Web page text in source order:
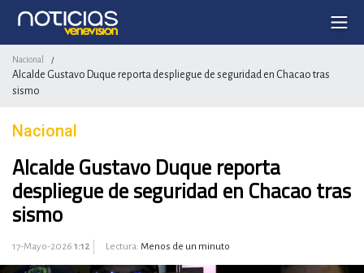
Nacional /
Alcalde Gustavo Duque reporta despliegue de seguridad en Chacao tras
sismo
Nacional
Alcalde Gustavo Duque reporta
despliegue de seguridad en Chacao tras
sismo
17-Mayo-2026 1:12 Lectura: Menos de un minuto